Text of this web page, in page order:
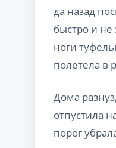
да назад
быстро и не
ноги
полетела в
Дома
отпустила
порог